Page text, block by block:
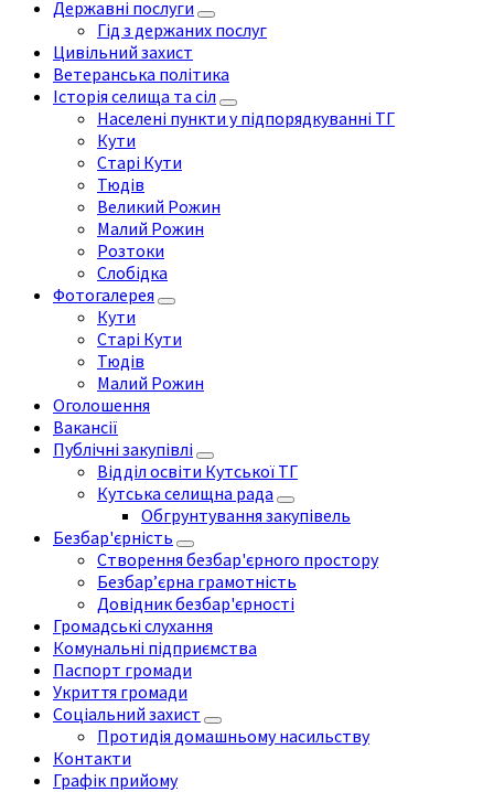
Державні послуги
Гід з держаних послуг
Цивільний захист
Ветеранська політика
Історія селища та сіл
Населені пункти у підпорядкуванні ТГ
Кути
Старі Кути
Тюдів
Великий Рожин
Малий Рожин
Розтоки
Слобідка
Фотогалерея
Кути
Старі Кути
Тюдів
Малий Рожин
Оголошення
Вакансії
Публічні закупівлі
Відділ освіти Кутської ТГ
Кутська селищна рада
Обгрунтування закупівель
Безбар'єрність
Створення безбар'єрного простору
Безбар’єрна грамотність
Довідник безбар'єрності
Громадські слухання
Комунальні підприємства
Паспорт громади
Укриття громади
Соціальний захист
Протидія домашньому насильству
Контакти
Графік прийому